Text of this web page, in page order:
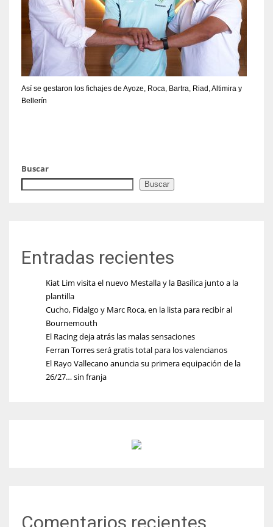
Así se gestaron los fichajes de Ayoze, Roca, Bartra, Riad, Altimira y
Bellerín
Buscar
Buscar
Entradas recientes
Kiat Lim visita el nuevo Mestalla y la Basílica junto a la
plantilla
Cucho, Fidalgo y Marc Roca, en la lista para recibir al
Bournemouth
El Racing deja atrás las malas sensaciones
Ferran Torres será gratis total para los valencianos
El Rayo Vallecano anuncia su primera equipación de la
26/27… sin franja
Comentarios recientes